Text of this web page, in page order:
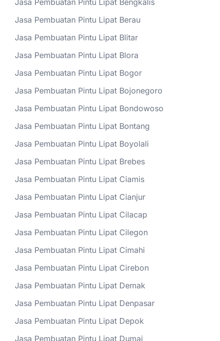
Jasa Pembuatan Pintu Lipat Berau
Jasa Pembuatan Pintu Lipat Blitar
Jasa Pembuatan Pintu Lipat Blora
Jasa Pembuatan Pintu Lipat Bogor
Jasa Pembuatan Pintu Lipat Bojonegoro
Jasa Pembuatan Pintu Lipat Bondowoso
Jasa Pembuatan Pintu Lipat Bontang
Jasa Pembuatan Pintu Lipat Boyolali
Jasa Pembuatan Pintu Lipat Brebes
Jasa Pembuatan Pintu Lipat Ciamis
Jasa Pembuatan Pintu Lipat Cianjur
Jasa Pembuatan Pintu Lipat Cilacap
Jasa Pembuatan Pintu Lipat Cilegon
Jasa Pembuatan Pintu Lipat Cimahi
Jasa Pembuatan Pintu Lipat Cirebon
Jasa Pembuatan Pintu Lipat Demak
Jasa Pembuatan Pintu Lipat Denpasar
Jasa Pembuatan Pintu Lipat Depok
Jasa Pembuatan Pintu Lipat Dumai